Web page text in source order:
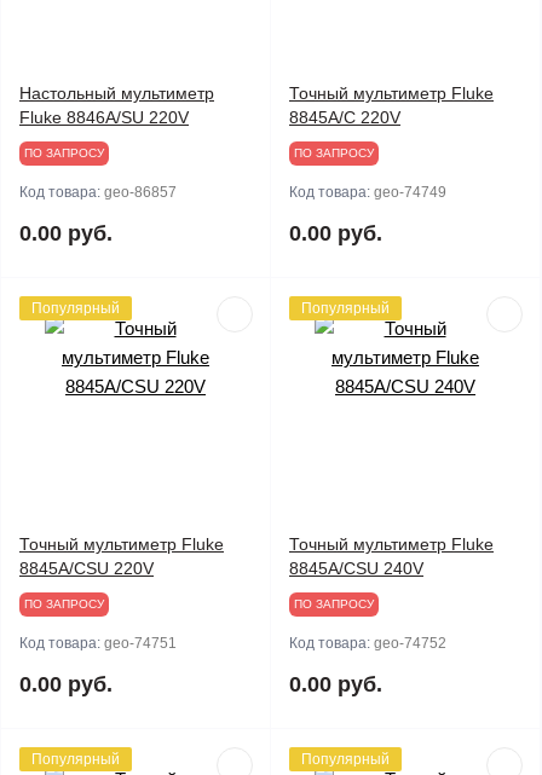
Настольный мультиметр
Fluke 8846A/SU 220V
ПО ЗАПРОСУ
Код товара: geo-86857
0.00 руб.
Точный мультиметр Fluke
8845A/C 220V
ПО ЗАПРОСУ
Код товара: geo-74749
0.00 руб.
Популярный
Точный мультиметр Fluke
8845A/CSU 220V
ПО ЗАПРОСУ
Код товара: geo-74751
0.00 руб.
Популярный
Точный мультиметр Fluke
8845A/CSU 240V
ПО ЗАПРОСУ
Код товара: geo-74752
0.00 руб.
Популярный Популярный